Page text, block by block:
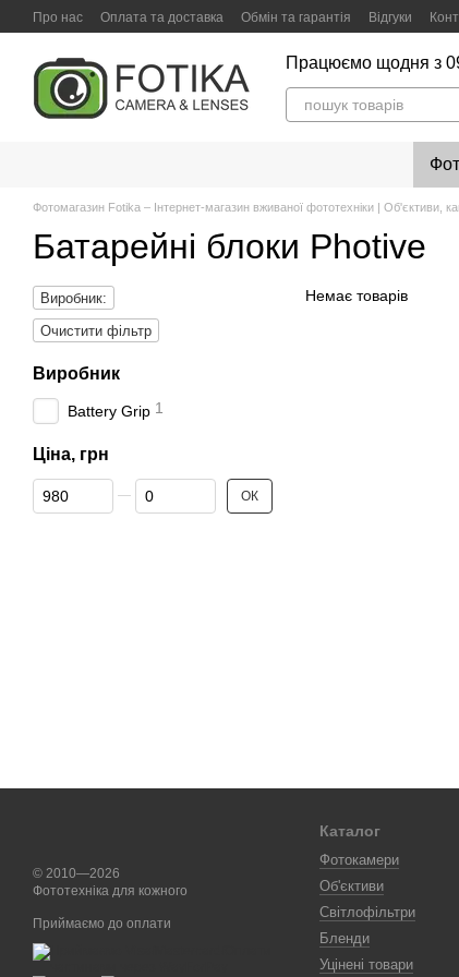
Перейти до основного контенту
Про нас Оплата та доставка Обмін та гарантія Відгуки
Працюємо щодня з
Фотомагазин Fotika – Інтернет-магазин вживаної фототехніки | Об'єктиви,
Батарейні блоки Photive
Немає товарів
Виробник:
Очистити фільтр
Виробник
Battery Grip 1
Ціна, грн
Від Ціна, грн
До Ціна, грн ОК
© 2010—2026
Фототехніка для кожного
Приймаємо до оплати
Каталог
Фотокамери
Об'єктиви
Світлофільтри
Бленди
Уцінені товари